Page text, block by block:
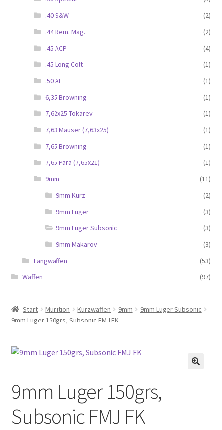
.40 S&W
(2)
.44 Rem. Mag.
(2)
.45 ACP
(4)
.45 Long Colt
(1)
.50 AE
(1)
6,35 Browning
(1)
7,62x25 Tokarev
(1)
7,63 Mauser (7,63x25)
(1)
7,65 Browning
(1)
7,65 Para (7,65x21)
(1)
9mm
(11)
9mm Kurz
(2)
9mm Luger
(3)
9mm Luger Subsonic
(3)
9mm Makarov
(3)
Langwaffen
(53)
Waffen
(97)
Start Munition Kurzwaffen 9mm
9mm Luger Subsonic
9mm Luger 150grs, Subsonic FMJ FK
9mm Luger 150grs,
Subsonic FMJ FK